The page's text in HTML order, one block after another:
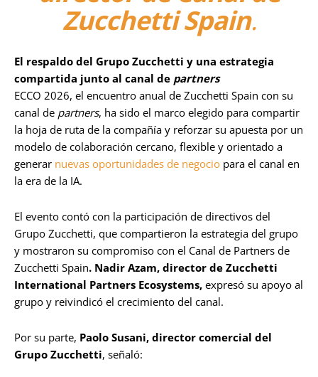
Zucchetti Spain.
El respaldo del Grupo Zucchetti y una estrategia
compartida junto al canal de partners
ECCO 2026, el encuentro anual de Zucchetti Spain con su
canal de partners, ha sido el marco elegido para compartir
la hoja de ruta de la compañía y reforzar su apuesta por un
modelo de colaboración cercano, flexible y orientado a
generar nuevas oportunidades de negocio para el canal en
la era de la IA.
El evento contó con la participación de directivos del
Grupo Zucchetti, que compartieron la estrategia del grupo
y mostraron su compromiso con el Canal de Partners de
Zucchetti Spain. Nadir Azam, director de Zucchetti
International Partners Ecosystems, expresó su apoyo al
grupo y reivindicó el crecimiento del canal.
Por su parte, Paolo Susani, director comercial del
Grupo Zucchetti, señaló: